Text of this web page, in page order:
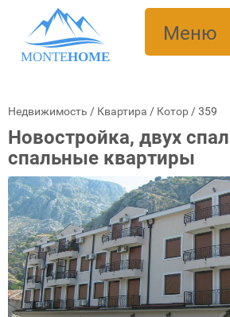
MONTEHOME
Меню
Недвижимость / Квартира / Котор /359
Новостройка, двух
спальные квартиры